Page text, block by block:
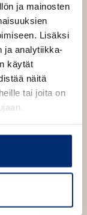
ja mainosten
Lisäksi
ja analytiikka-
käytät
näitä
tai joita on